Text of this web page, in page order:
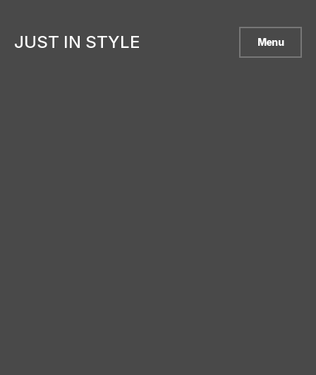
JUST IN STYLE Menu